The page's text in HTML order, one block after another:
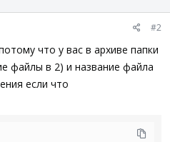
#2
что у вас в архиве папки
файлы в 2) и название файла
если что